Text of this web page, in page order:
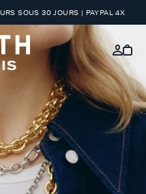
SOUS 30 JOURS | PAYPAL 4X